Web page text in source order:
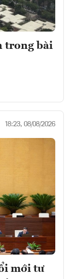
trong bài
18:23, 08/08/2026
mới tư